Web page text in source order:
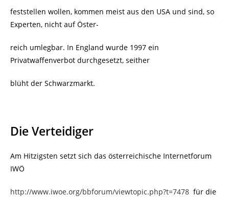
feststellen wollen, kommen meist aus den USA und sind, so
Experten, nicht auf Öster-
reich umlegbar. In England wurde 1997 ein
Privatwaffenverbot durchgesetzt, seither
blüht der Schwarzmarkt.
Die Verteidiger
Am Hitzigsten setzt sich das österreichische Internetforum
IWÖ
http://www.iwoe.org/bbforum/viewtopic.php?t=7478 für die